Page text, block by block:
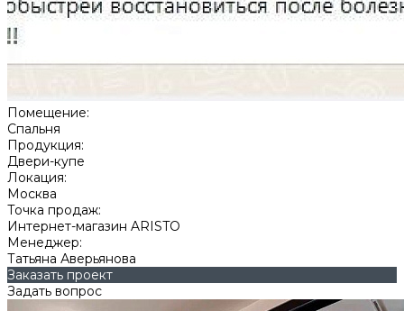
Помещение:
Спальня
Продукция:
Двери-купе
Локация:
Москва
Точка продаж:
Интернет-магазин ARISTO
Менеджер:
Татьяна Аверьянова
Заказать проект
Задать вопрос